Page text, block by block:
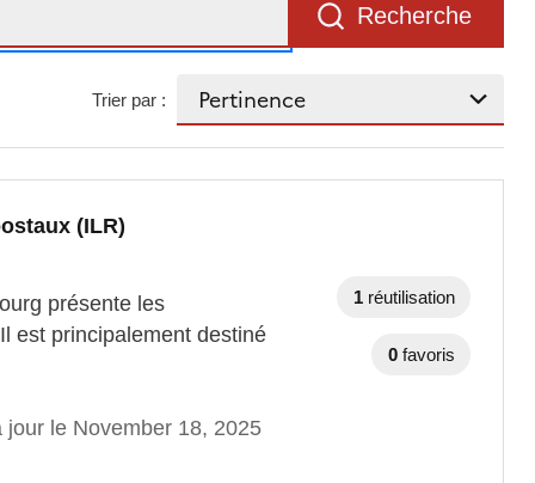
Recherche
Trier par :
(ILR)
présente les
est principalement destiné
jour le November 18, 2025
1 réutilisation
0 favoris